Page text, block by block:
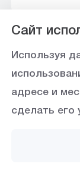
БИК 040702615
Сайт
Используя
адресе и
сделать его